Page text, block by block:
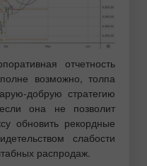
отчетность
возможно, толпа
добрую стратегию
она не позволит
обновить рекордные
слабости
распродаж.